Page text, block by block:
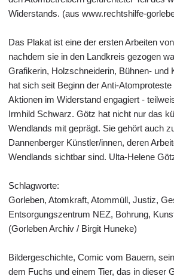
Widerstands. (aus www.rechtshilfe-
Das Plakat ist eine der ersten Arbeiten
nachdem sie in den Landkreis gezogen
Grafikerin, Holzschneiderin, Bühnen- und
hat sich seit Beginn der Anti-
Aktionen im Widerstand engagiert -
Irmhild Schwarz. Götz hat nicht nur das
Wendlands mit geprägt. Sie gehört auch
Dannenberger Künstler/innen, deren
Wendlands sichtbar sind. Ulta-Helene
Schlagworte:
Gorleben, Atomkraft, Atommüll, Justiz,
Entsorgungszentrum NEZ, Bohrung,
(Gorleben Archiv / Birgit Huneke)
Bildergeschichte, Comic vom Bauern,
dem Fuchs und einem Tier, das in dieser